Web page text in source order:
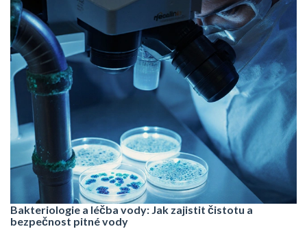
Bakteriologie a léčba vody: Jak zajistit čistotu a
bezpečnost pitné vody